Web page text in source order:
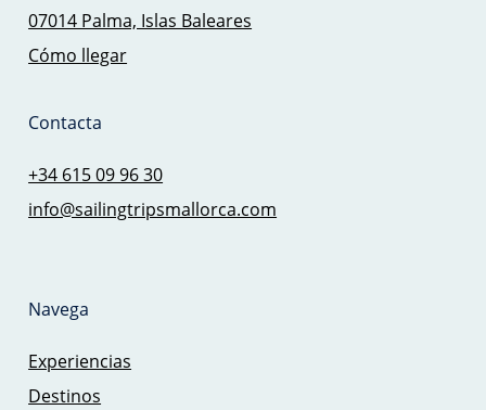
07014 Palma, Islas Baleares
Cómo llegar
Contacta
+34 615 09 96 30
info@sailingtripsmallorca.com
Navega
Experiencias
Destinos